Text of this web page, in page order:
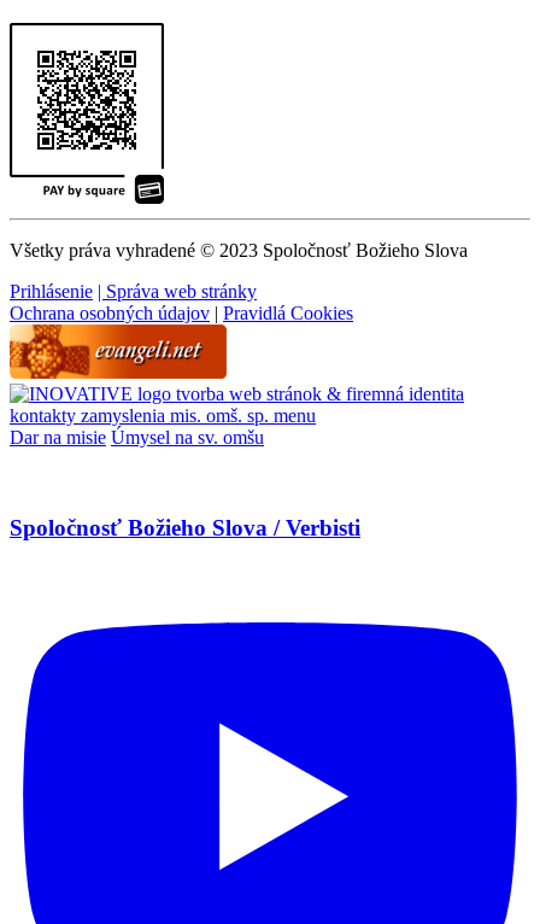
Všetky práva vyhradené © 2023 Spoločnosť Božieho Slova
Prihlásenie | Správa web stránky
Ochrana osobných údajov | Pravidlá Cookies
tvorba web stránok & firemná identita
kontakty zamyslenia mis. omš. sp. menu
Dar na misie Úmysel na sv. omšu
Spoločnosť Božieho Slova / Verbisti